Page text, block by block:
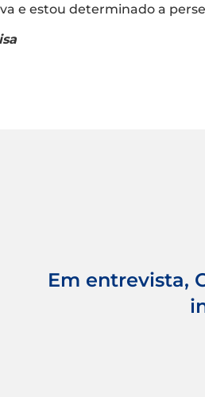
e estou determinado a
Em entrevista,